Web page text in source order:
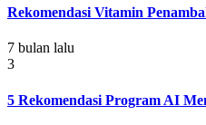
Rekomendasi Vitamin
7 bulan lalu
3
5 Rekomendasi Program AI